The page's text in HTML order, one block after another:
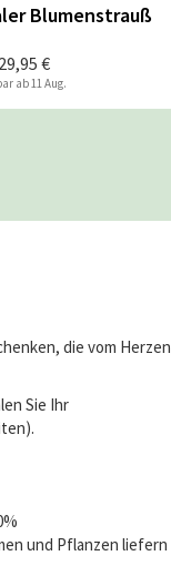
29,95 €
Blumenstrauß
ab 11 Aug.
die vom Herzen
Sie Ihr
und Pflanzen liefern